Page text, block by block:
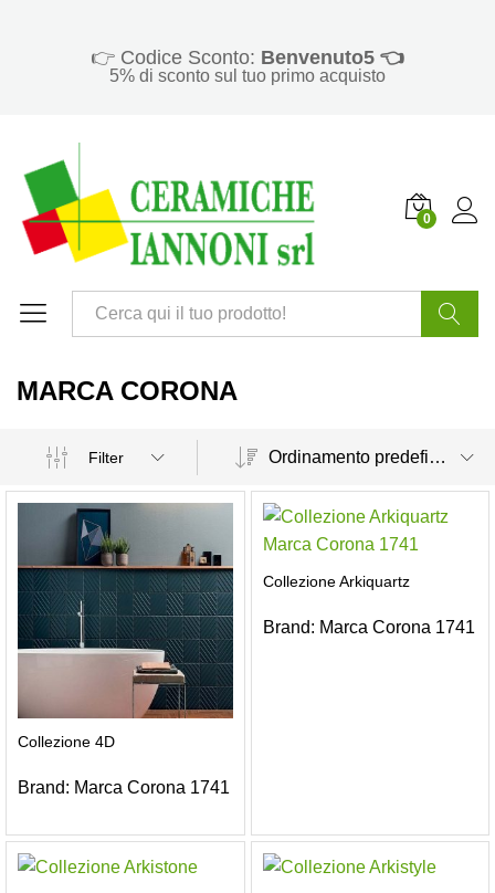
👉 Codice Sconto: Benvenuto5 👈
5% di sconto sul tuo primo acquisto
0
MARCA CORONA
Filter Ordinamento predefinito
Collezione 4D
Brand: Marca Corona 1741
Collezione Arkiquartz
Brand: Marca Corona 1741